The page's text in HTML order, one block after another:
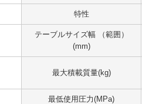
特性
テーブルサイズ幅 （範囲）
(mm)
最大積載質量(kg)
最低使用圧力(MPa)